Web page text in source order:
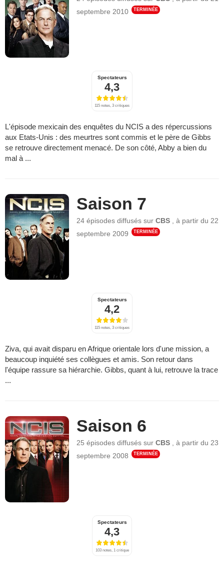
septembre 2010
TERMINÉE
Spectateurs
4,3
115 notes, 3 critiques
L'épisode mexicain des enquêtes du NCIS a des répercussions
aux Etats-Unis : des meurtres sont commis et le père de Gibbs
se retrouve directement menacé. De son côté, Abby a bien du
mal à ...
Saison 7
24 épisodes diffusés surCBS ,à partir du 22
septembre 2009
TERMINÉE
Spectateurs
4,2
115 notes, 3 critiques
Ziva, qui avait disparu en Afrique orientale lors d'une mission, a
beaucoup inquiété ses collègues et amis. Son retour dans
l'équipe rassure sa hiérarchie. Gibbs, quant à lui, retrouve la trace
...
Saison 6
25 épisodes diffusés surCBS ,à partir du23
septembre 2008
TERMINÉE
Spectateurs
4,3
103 notes, 1 critique